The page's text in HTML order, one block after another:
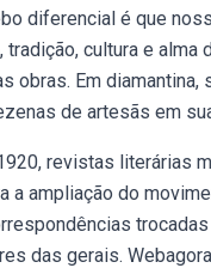
diferencial é que
tradição, cultura e alma
obras. Em diamantina,
de artesãs em
revistas literárias
a ampliação do
das gerais.